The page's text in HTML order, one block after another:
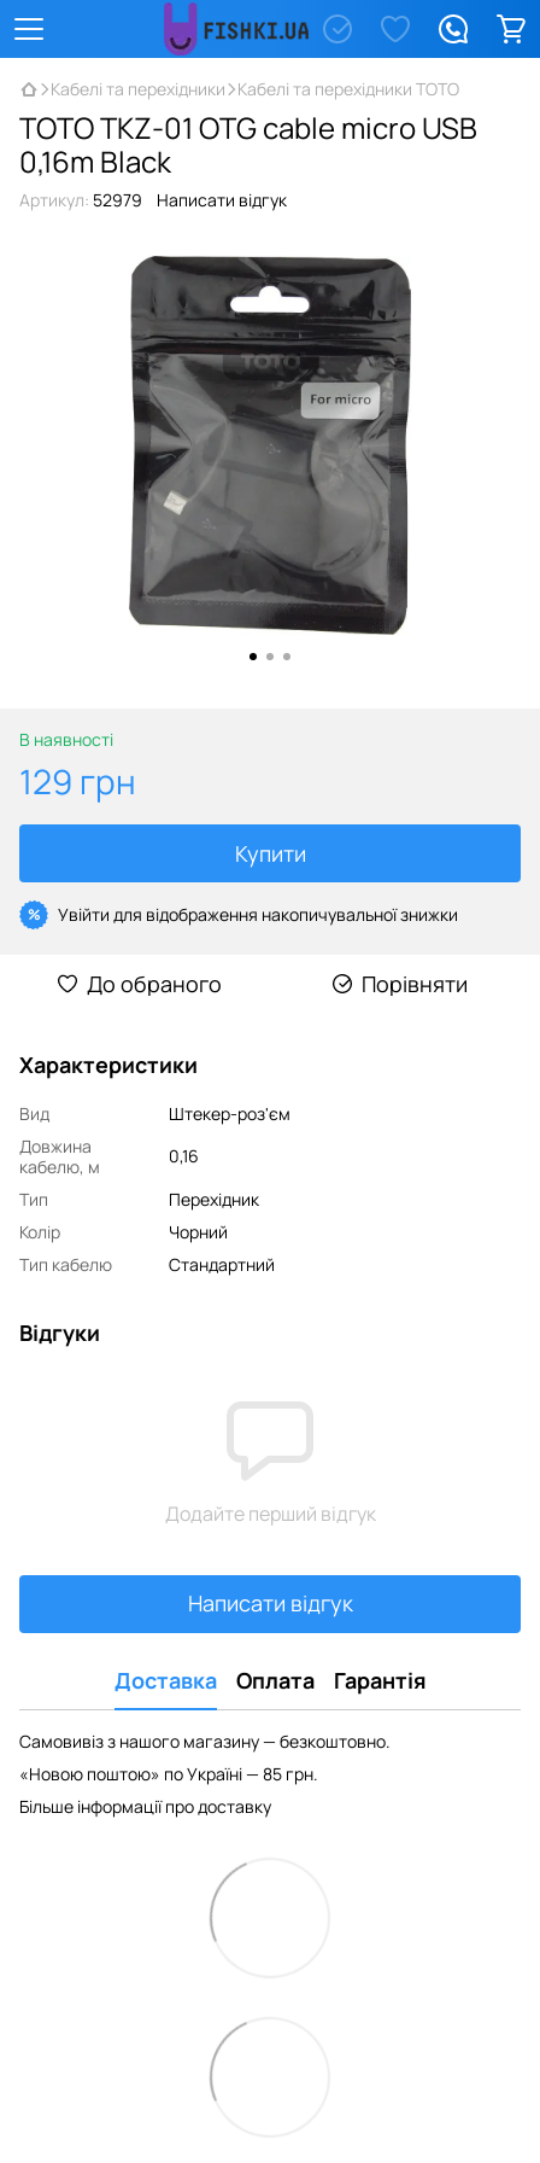
Кабелі та перехідники Кабелі та перехідники TOTO
TOTO TKZ-01 OTG cable micro USB
0,16m Black
Артикул: 52979 Написати відгук
В наявності
129 грн
Купити
% Увійти для відображення накопичувальної знижки
До обраного Порівняти
Характеристики
Вид
Штекер-роз'єм
Довжина
кабелю, м
0,16
Тип
Перехідник
Колір
Чорний
Тип кабелю
Стандартний
Відгуки
Додайте перший відгук
Написати відгук
Доставка Оплата Гарантія
Самовивіз з нашого магазину — безкоштовно.
«Новою поштою» по Україні — 85 грн.
Більше інформації про доставку